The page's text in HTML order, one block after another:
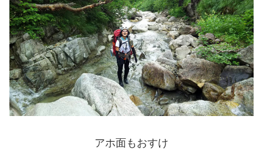
アホ面もおすけ